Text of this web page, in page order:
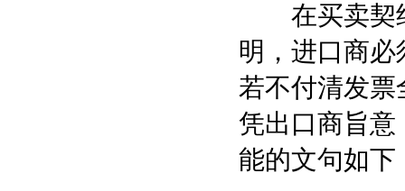
在买卖契约
明，进口商
若不付清发票
凭出口商旨意
能的文句如下